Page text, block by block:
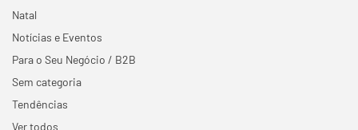
Natal
Notícias e Eventos
Para o Seu Negócio / B2B
Sem categoria
Tendências
Ver todos